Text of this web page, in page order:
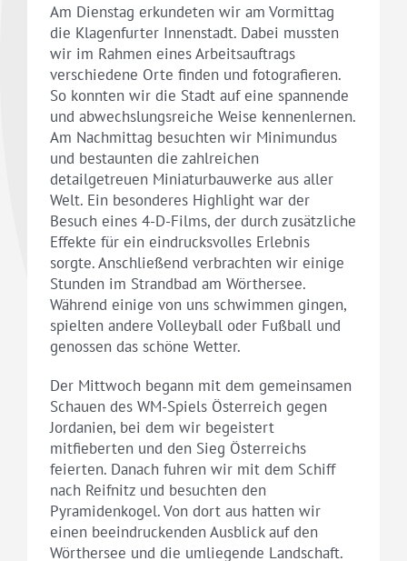
Am Dienstag erkundeten wir am Vormittag
die Klagenfurter Innenstadt. Dabei mussten
wir im Rahmen eines Arbeitsauftrags
verschiedene Orte finden und fotografieren.
So konnten wir die Stadt auf eine spannende
und abwechslungsreiche Weise kennenlernen.
Am Nachmittag besuchten wir Minimundus
und bestaunten die zahlreichen
detailgetreuen Miniaturbauwerke aus aller
Welt. Ein besonderes Highlight war der
Besuch eines 4-D-Films, der durch zusätzliche
Effekte für ein eindrucksvolles Erlebnis
sorgte. Anschließend verbrachten wir einige
Stunden im Strandbad am Wörthersee.
Während einige von uns schwimmen gingen,
spielten andere Volleyball oder Fußball und
genossen das schöne Wetter.
Der Mittwoch begann mit dem gemeinsamen
Schauen des WM-Spiels Österreich gegen
Jordanien, bei dem wir begeistert
mitfieberten und den Sieg Österreichs
feierten. Danach fuhren wir mit dem Schiff
nach Reifnitz und besuchten den
Pyramidenkogel. Von dort aus hatten wir
einen beeindruckenden Ausblick auf den
Wörthersee und die umliegende Landschaft.